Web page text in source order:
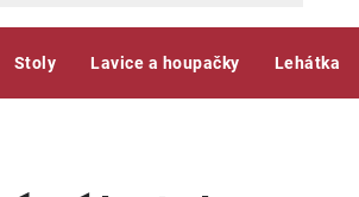
Stoly Lavice a houpačky Lehátka